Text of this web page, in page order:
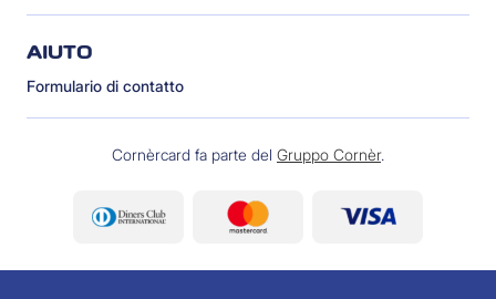
AIUTO
Formulario di contatto
Cornèrcard fa parte del Gruppo Cornèr.